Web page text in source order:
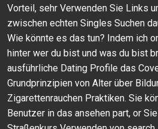
Vorteil, sehr Verwenden Sie Links
zwischen echten Singles Suchen
Wie könnte es das tun? Indem ich
hinter wer du bist und was du bist
ausführliche Dating Profile das
Grundprinzipien von Alter über
Zigarettenrauchen Praktiken. Sie
Benutzer in das ansehen part, or